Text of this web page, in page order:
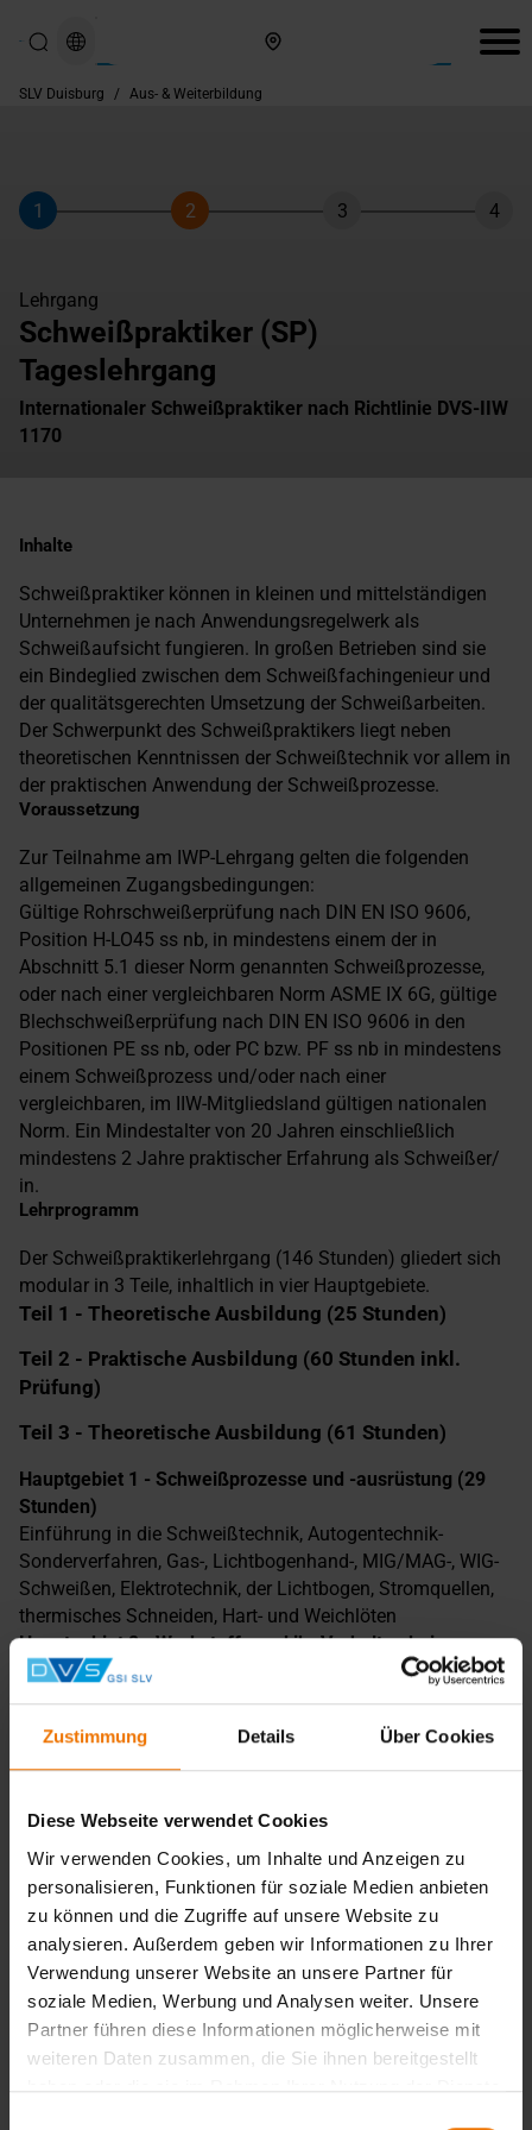
Zustimmung Details Über Cookies
Diese Webseite verwendet Cookies
Wir verwenden Cookies, um Inhalte und Anzeigen zu
personalisieren, Funktionen für soziale Medien anbieten
zu können und die Zugriffe auf unsere Website zu
analysieren. Außerdem geben wir Informationen zu Ihrer
Verwendung unserer Website an unsere Partner für
soziale Medien, Werbung und Analysen weiter. Unsere
Partner führen diese Informationen möglicherweise mit
weiteren Daten zusammen, die Sie ihnen bereitgestellt
haben oder die sie im Rahmen Ihrer Nutzung der Dienste
SLV Duisburg / Aus- & Weiterbildung
Schritt
1
Schritt
2
Schritt
3 4
Lehrgang
Schweißpraktiker (SP)
Tageslehrgang
Internationaler Schweißpraktiker nach Richtlinie DVS-IIW
1170
Inhalte
Schweißpraktiker können in kleinen und mittelständigen
Unternehmen je nach Anwendungsregelwerk als
Schweißaufsicht fungieren. In großen Betrieben sind sie
ein Bindeglied zwischen dem Schweißfachingenieur und
der qualitätsgerechten Umsetzung der Schweißarbeiten.
Der Schwerpunkt des Schweißpraktikers liegt neben
theoretischen Kenntnissen der Schweißtechnik vor allem in
der praktischen Anwendung der Schweißprozesse.
Voraussetzung
Zur Teilnahme am IWP-Lehrgang gelten die folgenden
allgemeinen Zugangsbedingungen:
Gültige Rohrschweißerprüfung nach DIN EN ISO 9606,
Position H-LO45 ss nb, in mindestens einem der in
Abschnitt 5.1 dieser Norm genannten Schweißprozesse,
oder nach einer vergleichbaren Norm ASME IX 6G, gültige
Blechschweißerprüfung nach DIN EN ISO 9606 in den
Positionen PE ss nb, oder PC bzw. PF ss nb in mindestens
einem Schweißprozess und/oder nach einer
vergleichbaren, im IIW-Mitgliedsland gültigen nationalen
Norm. Ein Mindestalter von 20 Jahren einschließlich
mindestens 2 Jahre praktischer Erfahrung als Schweißer/
in.
Lehrprogramm
Der Schweißpraktikerlehrgang (146 Stunden) gliedert sich
modular in 3 Teile, inhaltlich in vier Hauptgebiete.
Teil 1 - Theoretische Ausbildung (25 Stunden)
Teil 2 - Praktische Ausbildung (60 Stunden inkl.
Prüfung)
Teil 3 - Theoretische Ausbildung (61 Stunden)
Hauptgebiet 1 - Schweißprozesse und -ausrüstung (29
Stunden)
Einführung in die Schweißtechnik, Autogentechnik-
Sonderverfahren, Gas-, Lichtbogenhand-, MIG/MAG-, WIG-
Schweißen, Elektrotechnik, der Lichtbogen, Stromquellen,
thermisches Schneiden, Hart- und Weichlöten
Hauptgebiet 2 - Werkstoffe und ihr Verhalten beim
Schweißen (23 Stunden)
Herstellen und Bezeichnen der Stähle, Werkstoffprüfung,
Aufbau und Eigenschaften der Metalle, Legierungen und
Phasendiagramme, allgemeine Baustähle,
Schweißverbindungen, Schweißnahtdarstellung
Hauptgebiet 4 - Fertigung und Anwendungstechnik (28
Stunden)
Qualitätssicherung, Schweißerprüfung, Bewertung,
Schweißanweisung, Eigenspannungen und Verzug,
Arbeitssicherheit, Messen, Kontrollieren und Aufzeichnen
von Schweißdaten, zerstörungsfreie Werkstoffprüfung
Prüfungen
Schriftlich, mündlich und praktisch (23 Stunden)